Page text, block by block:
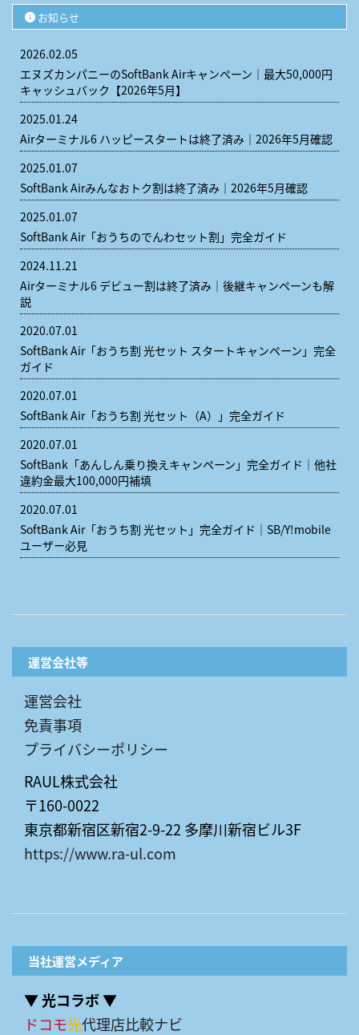
お知らせ
2026.02.05
エヌズカンパニーのSoftBank Airキャンペーン｜最大50,000円
キャッシュバック【2026年5月】
2025.01.24
Airターミナル6 ハッピースタートは終了済み｜2026年5月確認
2025.01.07
SoftBank Airみんなおトク割は終了済み｜2026年5月確認
2025.01.07
SoftBank Air「おうちのでんわセット割」完全ガイド
2024.11.21
Airターミナル6 デビュー割は終了済み｜後継キャンペーンも解
説
2020.07.01
SoftBank Air「おうち割 光セット スタートキャンペーン」完全
ガイド
2020.07.01
SoftBank Air「おうち割 光セット（A）」完全ガイド
2020.07.01
SoftBank「あんしん乗り換えキャンペーン」完全ガイド｜他社
違約金最大100,000円補填
2020.07.01
SoftBank Air「おうち割 光セット」完全ガイド｜SB/Y!mobile
ユーザー必見
運営会社等
運営会社
免責事項
プライバシーポリシー
RAUL株式会社
〒160-0022
東京都新宿区新宿2-9-22 多摩川新宿ビル3F
https://www.ra-ul.com
当社運営メディア
▼ 光コラボ ▼
ドコモ光代理店比較ナビ